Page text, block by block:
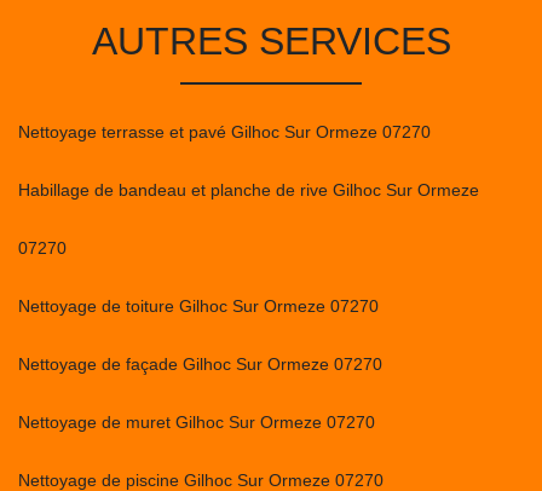
AUTRES SERVICES
Nettoyage terrasse et pavé Gilhoc Sur Ormeze 07270
Habillage de bandeau et planche de rive Gilhoc Sur Ormeze
07270
Nettoyage de toiture Gilhoc Sur Ormeze 07270
Nettoyage de façade Gilhoc Sur Ormeze 07270
Nettoyage de muret Gilhoc Sur Ormeze 07270
Nettoyage de piscine Gilhoc Sur Ormeze 07270